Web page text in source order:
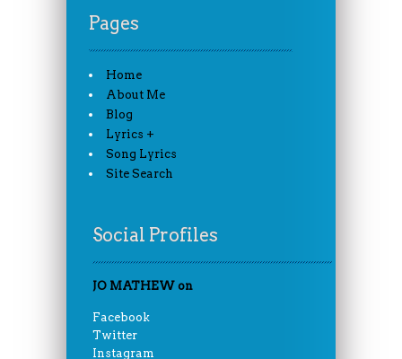
Pages
Home
About Me
Blog
Lyrics +
Song Lyrics
Site Search
Social Profiles
JO MATHEW on
Facebook
Twitter
Instagram